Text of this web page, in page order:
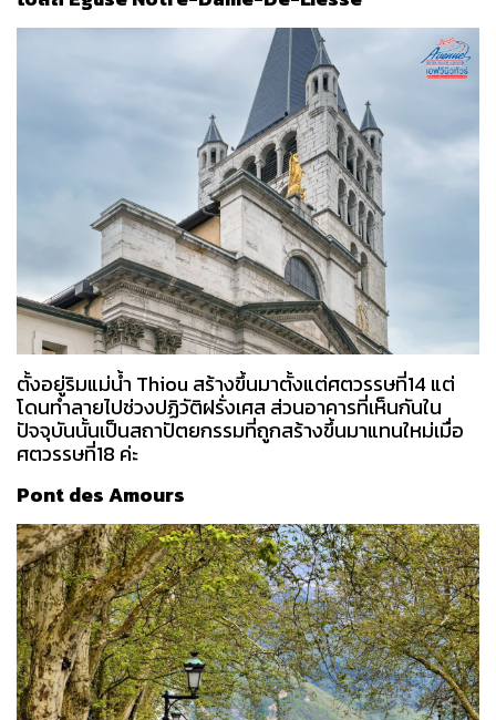
ตั้งอยู่ริมแม่น้ำ Thiou สร้างขึ้นมาตั้งแต่ศตวรรษที่14 แต่
โดนทำลายไปช่วงปฏิวัติฝรั่งเศส ส่วนอาคารที่เห็นกันใน
ปัจจุบันนั้นเป็นสถาปัตยกรรมที่ถูกสร้างขึ้นมาแทนใหม่เมื่อ
ศตวรรษที่18 ค่ะ
Pont des Amours